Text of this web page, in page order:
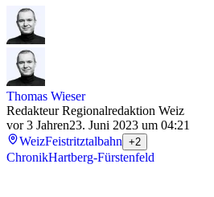
Thomas Wieser
Redakteur Regionalredaktion Weiz
vor 3 Jahren23. Juni 2023 um 04:21
WeizFeistritztalbahn +2
ChronikHartberg-Fürstenfeld